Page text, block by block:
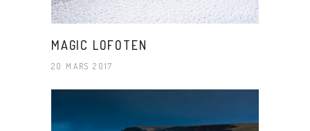
MAGIC LOFOTEN
20 MARS 2017